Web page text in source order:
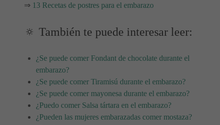
⇒ 13 Recetas de postres para el embarazo
🔅 También te puede interesar leer:
¿Se puede comer Fondant de chocolate durante el
embarazo?
¿Se puede comer Tiramisú durante el embarazo?
¿Se puede comer mayonesa durante el embarazo?
¿Puedo comer Salsa tártara en el embarazo?
¿Pueden las mujeres embarazadas comer mostaza?